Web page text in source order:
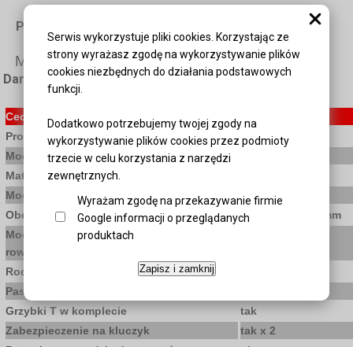
Serwis wykorzystuje pliki cookies. Korzystając ze
strony wyrażasz zgodę na wykorzystywanie plików
cookies niezbędnych do działania podstawowych
funkcji.
Dodatkowo potrzebujemy twojej zgody na
wykorzystywanie plików cookies przez podmioty
trzecie w celu korzystania z narzędzi
zewnętrznych.
Wyrażam zgodę na przekazywanie firmie
Google informacji o przeglądanych
produktach
Zapisz i zamknij
Podstawa wykonana z wysokiej jakości aluminium
Mocowania do belek bez użycia narzędzi
Dane techniczne:
Cecha:
Producent
AMOS
Model
Materiał
Mocowanie do belek prostokątnych
tak
Obejmy w komplecie
tak, belki do 53mm
Mocowanie do belek aluminiowych z
rowkiem T
Rodzaj pasków
Pasuje do ram o średnicy
Grzybki T w komplecie
tak
Zabezpieczenie na kluczyk
tak x 2